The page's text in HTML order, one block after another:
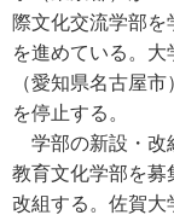
際文化交流学部
を進めている。
（愛知県名古屋
を停止する。
学部の新設・改
教育文化学部を募
改組する。佐賀大